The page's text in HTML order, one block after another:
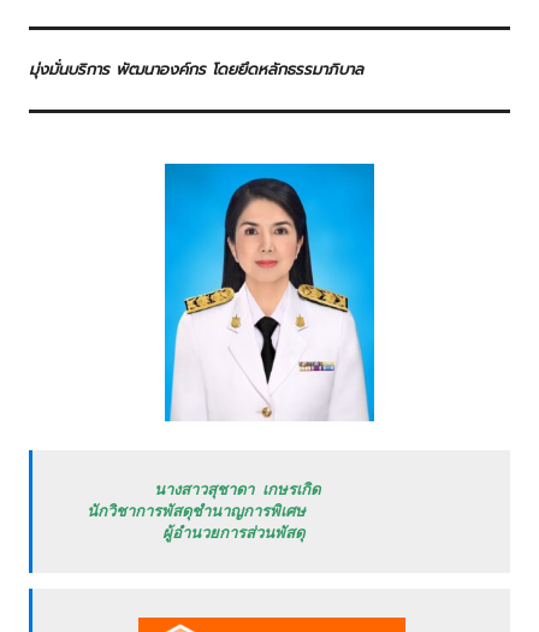
มุ่งมั่นบริการ พัฒนาองค์กร โดยยึดหลักธรรมาภิบาล
           นางสาวสุชาดา เกษรเกิด
   นักวิชาการพัสดุชำนาญการพิเศษ
            ผู้อำนวยการส่วนพัสดุ